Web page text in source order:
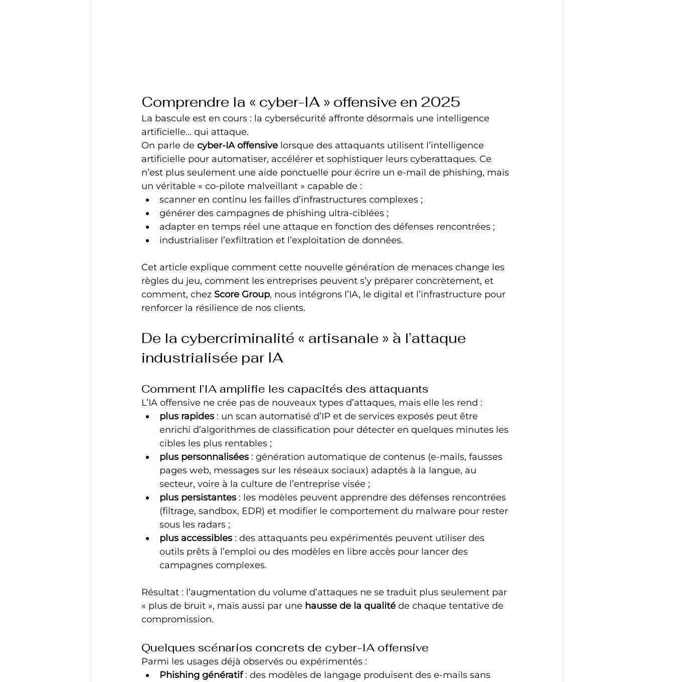
Comprendre la « cyber-IA » offensive en 2025
La bascule est en cours : la cybersécurité affronte désormais une intelligence
artificielle… qui attaque.
On parle de cyber-IA offensive lorsque des attaquants utilisent l’intelligence
artificielle pour automatiser, accélérer et sophistiquer leurs cyberattaques. Ce
n’est plus seulement une aide ponctuelle pour écrire un e‑mail de phishing, mais
un véritable « co-pilote malveillant » capable de :
scanner en continu les failles d’infrastructures complexes ;
générer des campagnes de phishing ultra-ciblées ;
adapter en temps réel une attaque en fonction des défenses rencontrées ;
industrialiser l’exfiltration et l’exploitation de données.
Cet article explique comment cette nouvelle génération de menaces change les
règles du jeu, comment les entreprises peuvent s’y préparer concrètement, et
comment, chez Score Group, nous intégrons l’IA, le digital et l’infrastructure pour
renforcer la résilience de nos clients.
De la cybercriminalité « artisanale » à l’attaque
industrialisée par IA
Comment l’IA amplifie les capacités des attaquants
L’IA offensive ne crée pas de nouveaux types d’attaques, mais elle les rend :
plus rapides : un scan automatisé d’IP et de services exposés peut être
enrichi d’algorithmes de classification pour détecter en quelques minutes les
cibles les plus rentables ;
plus personnalisées : génération automatique de contenus (e‑mails, fausses
pages web, messages sur les réseaux sociaux) adaptés à la langue, au
secteur, voire à la culture de l’entreprise visée ;
plus persistantes : les modèles peuvent apprendre des défenses rencontrées
(filtrage, sandbox, EDR) et modifier le comportement du malware pour rester
sous les radars ;
plus accessibles : des attaquants peu expérimentés peuvent utiliser des
outils prêts à l’emploi ou des modèles en libre accès pour lancer des
campagnes complexes.
Résultat : l’augmentation du volume d’attaques ne se traduit plus seulement par
« plus de bruit », mais aussi par une hausse de la qualité de chaque tentative de
compromission.
Quelques scénarios concrets de cyber-IA offensive
Parmi les usages déjà observés ou expérimentés :
Phishing génératif : des modèles de langage produisent des e‑mails sans